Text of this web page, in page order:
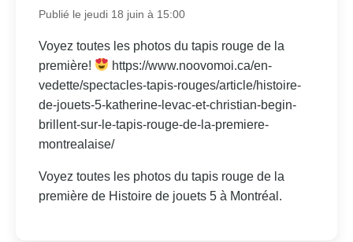
Publié le jeudi 18 juin à 15:00
Voyez toutes les photos du tapis rouge de la
première!
https://www.noovomoi.ca/en-
vedette/spectacles-tapis-rouges/article/histoire-
de-jouets-5-katherine-levac-et-christian-begin-
brillent-sur-le-tapis-rouge-de-la-premiere-
montrealaise/
Voyez toutes les photos du tapis rouge de la
première de Histoire de jouets 5 à Montréal.